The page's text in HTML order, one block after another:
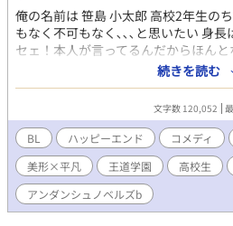
俺の名前は 笹島 小太郎 高校2年生の
もなく不可もなく､､､と思いたい 身長
セェ！本人が言ってるんだからほん
こにでもいそうな人柄の俺だが少し周
それは､､､ 俺には超絶ラブラブなイ
容姿端麗、文武両道 金髪碧眼（ロシ
しい） 一つ下の学年で、通ってる高
は放課後デートを欠かさないそんな
坂レオンくん！ 俺はレオンが大好き
（自己肯定感が高すぎるって？ 実は
俺なんか､､､って1人で考えて喧嘩して
いう名のおしお、(re ､､､ま、まぁレオ
続きを読む
文字数 120,052
BL ハッピーエンド コメディ
美形×平凡
王道学園 高校生
アンダンシュノベルズb